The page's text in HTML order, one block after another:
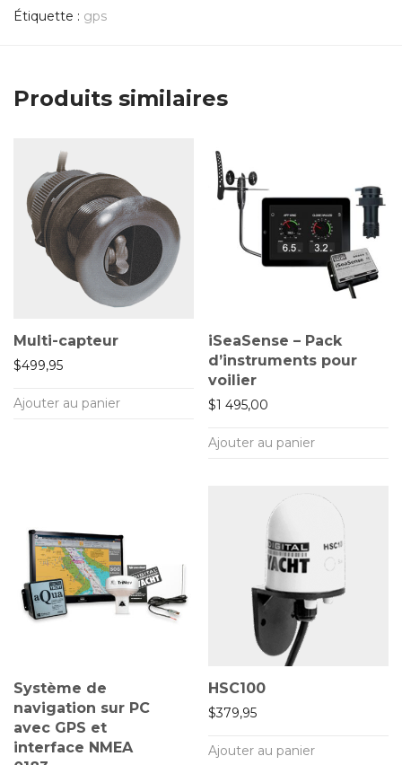
Étiquette : gps
Produits similaires
Multi-capteur
$499,95
Ajouter au panier
iSeaSense – Pack
d’instruments pour
voilier
$1 495,00
Ajouter au panier
Système de
navigation sur PC
avec GPS et
interface NMEA
HSC100
$379,95
Ajouter au panier